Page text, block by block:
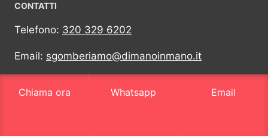
CONTATTI
Telefono: 320 329 6202
Email: sgomberiamo@dimanoinmano.it
Chiama ora
Whatsapp Email